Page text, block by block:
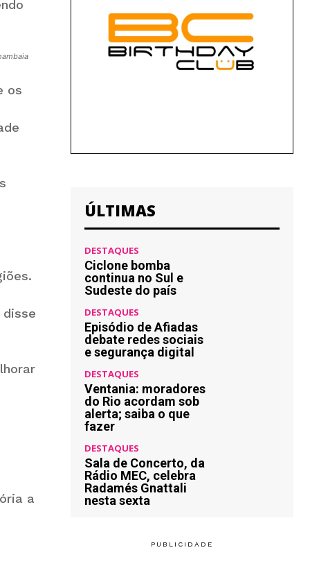
os
a
ÚLTIMAS
DESTAQUES
Ciclone bomba
continua no Sul e
Sudeste do país
DESTAQUES
Episódio de Afiadas
debate redes sociais
e segurança digital
DESTAQUES
Ventania: moradores
do Rio acordam sob
alerta; saiba o que
fazer
DESTAQUES
Sala de Concerto, da
Rádio MEC, celebra
Radamés Gnattali
nesta sexta